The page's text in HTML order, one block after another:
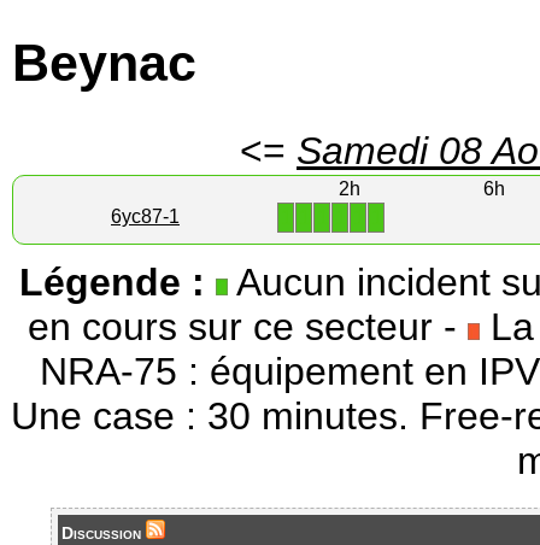
Beynac
<= Samedi 08
2h
6h
6yc87-1
Légende :
Aucun incident
en cours sur ce secteur - La
NRA-75 : équipement en
Une case : 30 minutes. Free-
Discussion